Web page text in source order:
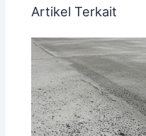
Artikel Terkait